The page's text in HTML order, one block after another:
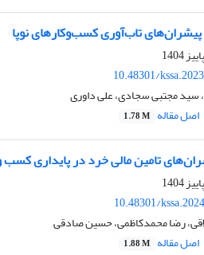
تاب‌آوری کسب‌وکارهای نوپا
10.48301/
سید مجتبی سجادی، علی داوری
اصل مقاله 1.78 M
تامین مالی خرد در پایداری کسب
10.48301/
رضا محمدکاظمی، حسین صادقی
اصل مقاله 1.88 M